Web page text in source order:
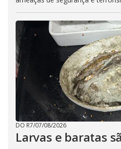
DO R7/07/08/2026
Larvas e baratas